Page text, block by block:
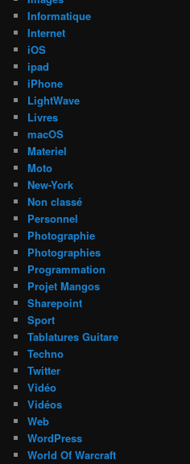
Informatique
Internet
iOS
ipad
iPhone
LightWave
Livres
macOS
Materiel
Moto
New-York
Non classé
Personnel
Photographie
Photographies
Programmation
Projet Mangos
Sharepoint
Sport
Tablatures Guitare
Techno
Twitter
Vidéo
Vidéos
Web
WordPress
World Of Warcraft